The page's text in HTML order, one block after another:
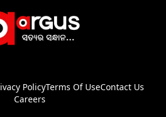
PolicyTerms Of UseContact Us
Careers